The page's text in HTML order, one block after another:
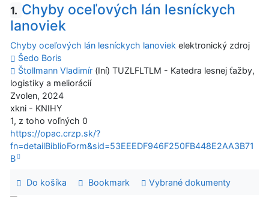
1. Chyby oceľových lán lesníckych
lanoviek
Chyby oceľových lán lesníckych lanoviek elektronický zdroj
Šedo Boris
Štollmann Vladimír (Iní) TUZLFLTLM - Katedra lesnej ťažby,
logistiky a meliorácií
Zvolen, 2024
xkni - KNIHY
1, z toho voľných 0
https://opac.crzp.sk/?
fn=detailBiblioForm&sid=53EEEDF946F250FB448E2AA3B71
B
Do košíka Bookmark Vybrané dokumenty